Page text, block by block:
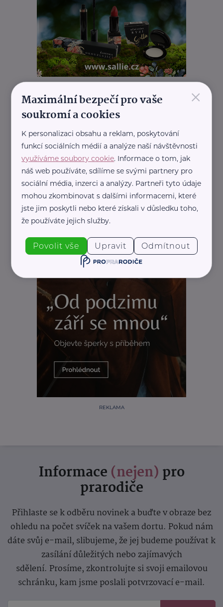
REKLAMA
Informace (nejen) pro
prarodiče
Přihlaste se k odběru novinek a buďte v obraze bez
ohledu na počet svíček na vašem dortu. Pokud nám
dáte svůj e-mail, slibujeme, že jej budeme používat k
zasílání důležitých nebo zajímavých
sdělení. Prosíme, zkontrolujte si svoji emailovou
schránku, kam jsme poslali potvrzovací e-mail.
×
Maximální bezpečí pro vaše
soukromí a cookies
K personalizaci obsahu a reklam, poskytování
funkcí sociálních médií a analýze naší návštěvnosti
využíváme soubory cookie. Informace o tom, jak
náš web používáte, sdílíme se svými partnery pro
sociální média, inzerci a analýzy. Partneři tyto údaje
mohou zkombinovat s dalšími informacemi, které
jste jim poskytli nebo které získali v důsledku toho,
že používáte jejich služby.
Povolit vše Upravit Odmítnout